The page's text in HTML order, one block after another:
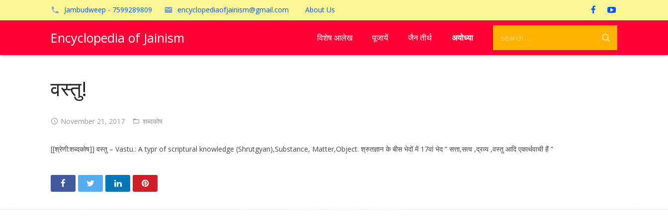
Jambudweep - 7599289809 encyclopediaofjainism@gmail.com About Us
Encyclopedia of Jainism विशेष आलेख पूजायें जैन तीर्थ अयोध्या
वस्तु!
November 21, 2017 शब्दकोष
[[श्रेणी:शब्दकोष]] वस्तु – Vastu.: A typr of scriptural knowledge (Shrutgyan),Substance, Matter,Object. श्रुतज्ञान के बीस भेदों में 17वां भेद ” सत्ता,सत्व ,द्रव्य ,वस्तु आदि एकार्थवाची हैं “